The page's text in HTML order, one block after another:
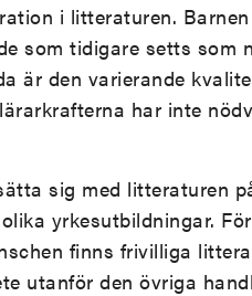
i litteraturen.
som tidigare setts som
är den varierande
har inte
sig med litteraturen
yrkesutbildningar.
finns frivilliga
utanför den övriga